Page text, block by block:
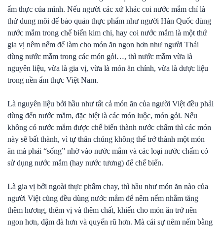
ẩm thực của mình. Nếu người các xứ khác coi nước mắm chỉ là
thứ dung môi để bảo quản thực phẩm như người Hàn Quốc dùng
nước mắm trong chế biến kim chi, hay coi nước mắm là một thứ
gia vị nêm nếm để làm cho món ăn ngon hơn như người Thái
dùng nước mắm trong các món gỏi…, thì nước mắm vừa là
nguyên liệu, vừa là gia vị, vừa là món ăn chính, vừa là dược liệu
trong nền ẩm thực Việt Nam.
Là nguyên liệu bởi hầu như tất cả món ăn của người Việt đều phải
dùng đến nước mắm, đặc biệt là các món luộc, món gỏi. Nếu
không có nước mắm được chế biến thành nước chấm thì các món
này sẽ bất thành, vì tự thân chúng không thể trở thành một món
ăn mà phải “sống” nhờ vào nước mắm và các loại nước chấm có
sử dụng nước mắm (hay nước tương) để chế biến.
Là gia vị bởi ngoài thực phẩm chay, thì hầu như món ăn nào của
người Việt cũng đều dùng nước mắm để nêm nếm nhằm tăng
thêm hương, thêm vị và thêm chất, khiến cho món ăn trở nên
ngon hơn, đậm đà hơn và quyến rũ hơn. Mà cái sự nêm nếm bằng